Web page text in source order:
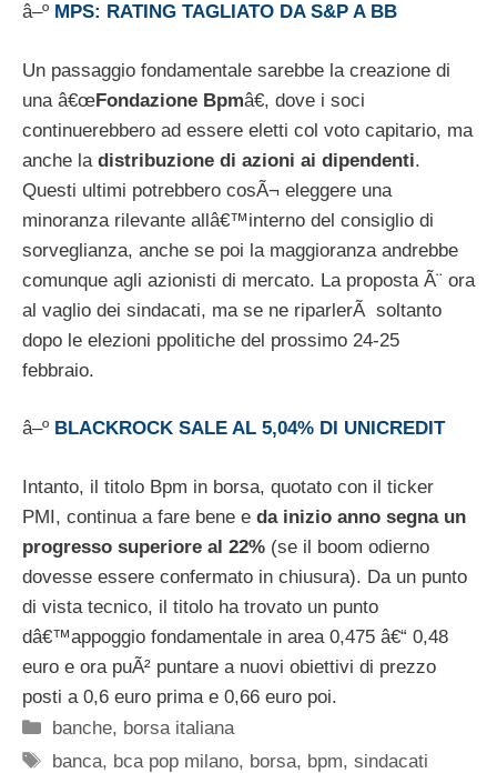
â–º MPS: RATING TAGLIATO DA S&P A BB
Un passaggio fondamentale sarebbe la creazione di
una â€œFondazione Bpmâ€, dove i soci
continuerebbero ad essere eletti col voto capitario, ma
anche la distribuzione di azioni ai dipendenti.
Questi ultimi potrebbero cosÃ¬ eleggere una
minoranza rilevante allâ€™interno del consiglio di
sorveglianza, anche se poi la maggioranza andrebbe
comunque agli azionisti di mercato. La proposta Ã¨ ora
al vaglio dei sindacati, ma se ne riparlerÃ soltanto
dopo le elezioni ppolitiche del prossimo 24-25
febbraio.
â–º BLACKROCK SALE AL 5,04% DI UNICREDIT
Intanto, il titolo Bpm in borsa, quotato con il ticker
PMI, continua a fare bene e da inizio anno segna un
progresso superiore al 22% (se il boom odierno
dovesse essere confermato in chiusura). Da un punto
di vista tecnico, il titolo ha trovato un punto
dâ€™appoggio fondamentale in area 0,475 â€“ 0,48
euro e ora puÃ² puntare a nuovi obiettivi di prezzo
posti a 0,6 euro prima e 0,66 euro poi.
Categorie
banche, borsa italiana
Tag
banca, bca pop milano, borsa, bpm,sindacati